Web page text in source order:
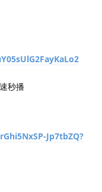
秒播
Jp7tbZQ?